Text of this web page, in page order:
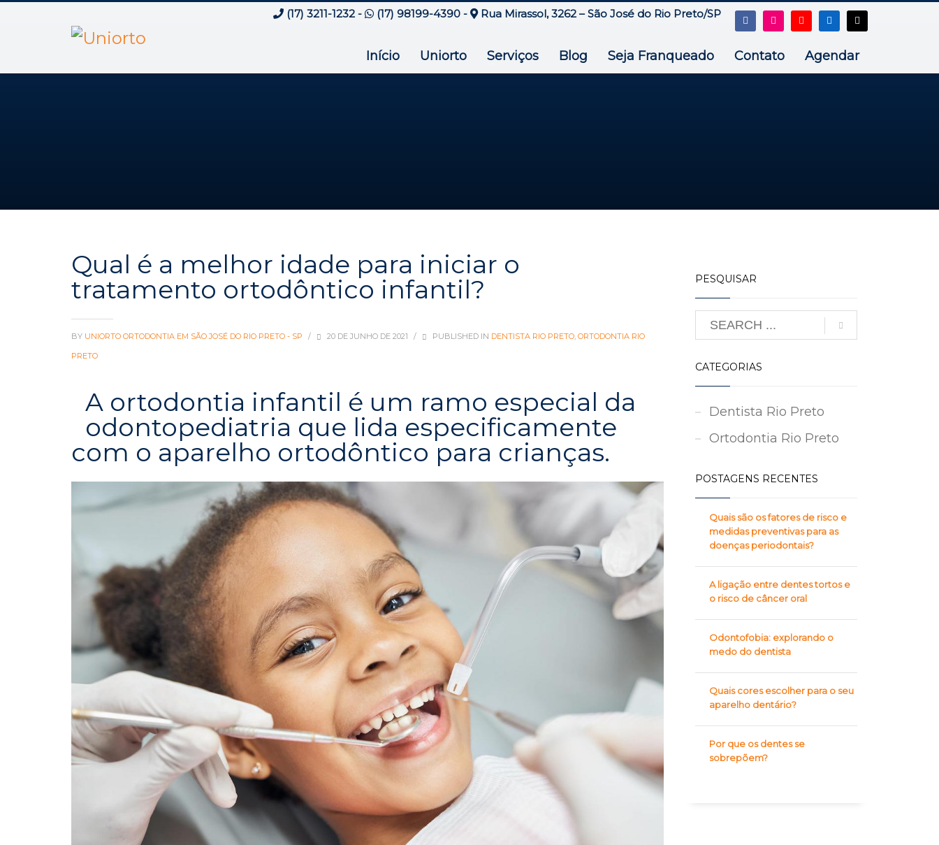
(17) 3211-1232 - (17) 98199-4390 - Rua Mirassol, 3262 – São José do Rio Preto/SP
Início Uniorto Serviços Blog Seja Franqueado Contato Agendar
Qual é a melhor idade para iniciar o
tratamento ortodôntico infantil?
BY UNIORTO ORTODONTIA EM SÃO JOSÉ DO RIO PRETO - SP / 20 DE JUNHO DE 2021 / PUBLISHED IN DENTISTA RIO PRETO, ORTODONTIA RIO
PRETO
A ortodontia infantil é um ramo especial da
odontopediatria que lida especificamente
com o aparelho ortodôntico para crianças.
PESQUISAR
CATEGORIAS
Dentista Rio Preto
Ortodontia Rio Preto
POSTAGENS RECENTES
Quais são os fatores de risco e
medidas preventivas para as
doenças periodontais?
A ligação entre dentes tortos e
o risco de câncer oral
Odontofobia: explorando o
medo do dentista
Quais cores escolher para o seu
aparelho dentário?
Por que os dentes se
sobrepõem?